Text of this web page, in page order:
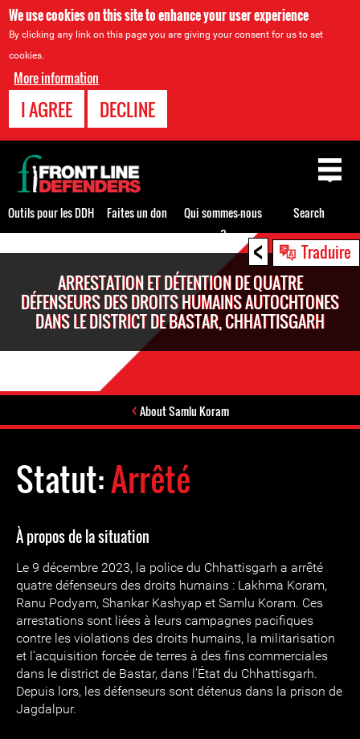
We use cookies on this site to enhance your user experience
By clicking any link on this page you are giving your consent for us to set
cookies.
More information
I AGREE DECLINE
< Traduire
ARRESTATION ET DÉTENTION DE QUATRE
DÉFENSEURS DES DROITS HUMAINS AUTOCHTONES
DANS LE DISTRICT DE BASTAR, CHHATTISGARH
About Samlu Koram
Statut:Arrêté
À propos de la situation
Le 9 décembre 2023, la police du Chhattisgarh a arrêté
quatre défenseurs des droits humains : Lakhma Koram,
Ranu Podyam, Shankar Kashyap et Samlu Koram. Ces
arrestations sont liées à leurs campagnes pacifiques
contre les violations des droits humains, la militarisation
et l’acquisition forcée de terres à des fins commerciales
dans le district de Bastar, dans l’État du Chhattisgarh.
Depuis lors, les défenseurs sont détenus dans la prison de
Jagdalpur.
Back
to
top
Outils pour les DDH Faites un don
Qui sommes-nous
?
Search